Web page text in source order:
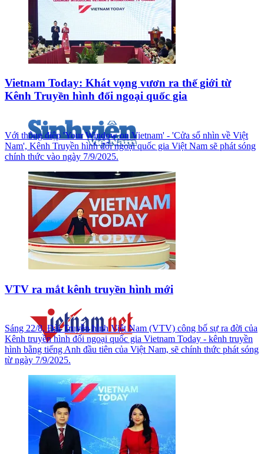
Vietnam Today: Khát vọng vươn ra thế giới từ
Kênh Truyền hình đối ngoại quốc gia
Với thông điệp 'Your Window on Vietnam' - 'Cửa sổ nhìn về Việt
Nam', Kênh Truyền hình đối ngoại quốc gia Việt Nam sẽ phát sóng
chính thức vào ngày 7/9/2025.
VTV ra mắt kênh truyền hình mới
Sáng 22/8, Đài Truyền hình Việt Nam (VTV) công bố sự ra đời của
Kênh truyền hình đối ngoại quốc gia Vietnam Today - kênh truyền
hình bằng tiếng Anh đầu tiên của Việt Nam, sẽ chính thức phát sóng
từ ngày 7/9/2025.